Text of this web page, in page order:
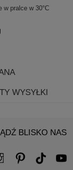
w pralce w 30°C
WYSYŁKI
BLISKO NAS